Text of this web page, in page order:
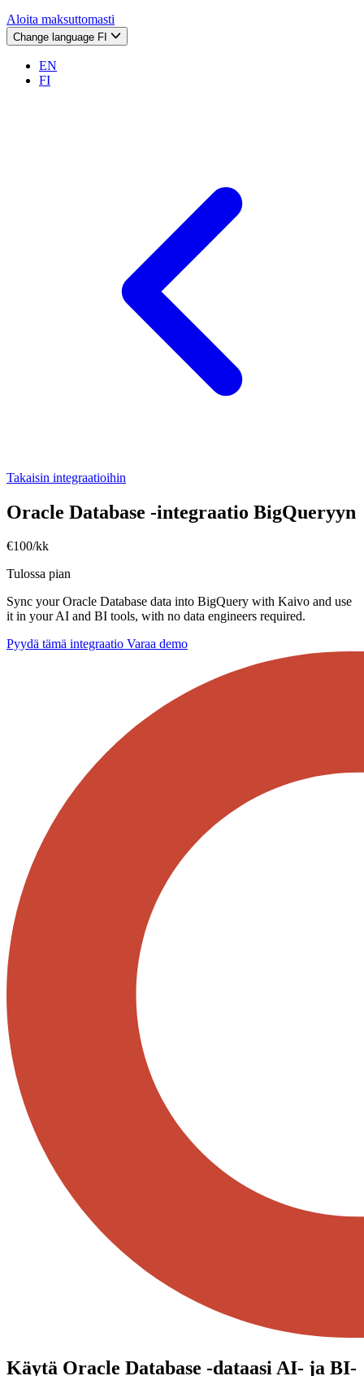
Aloita maksuttomasti
Change language FI
EN
FI
Takaisin integraatioihin
Oracle Database -integraatio BigQueryyn
€100/kk
Tulossa pian
Sync your Oracle Database data into BigQuery with Kaivo and use
it in your AI and BI tools, with no data engineers required.
Pyydä tämä integraatio Varaa demo
Käytä Oracle Database -dataasi AI- ja BI-